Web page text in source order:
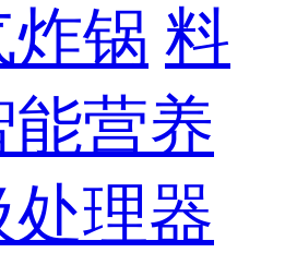
炸锅 料
能营养
理器